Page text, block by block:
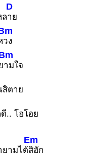
ล
D
าย
วง
ามใจ
ตาย
.. โอโอย
ยามได้
Em
สิฮัก